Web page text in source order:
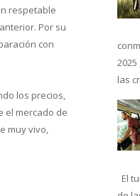
respetable
Por su
con
los precios,
el mercado de
muy vivo,
las
El